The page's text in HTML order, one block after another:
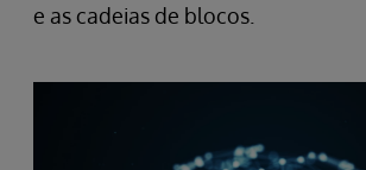
e as cadeias de blocos.